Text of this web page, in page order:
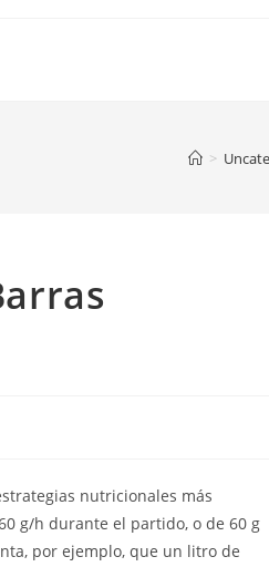
>
nutricionales más
g/h durante el partido, o de 60 g
por ejemplo, que un litro de